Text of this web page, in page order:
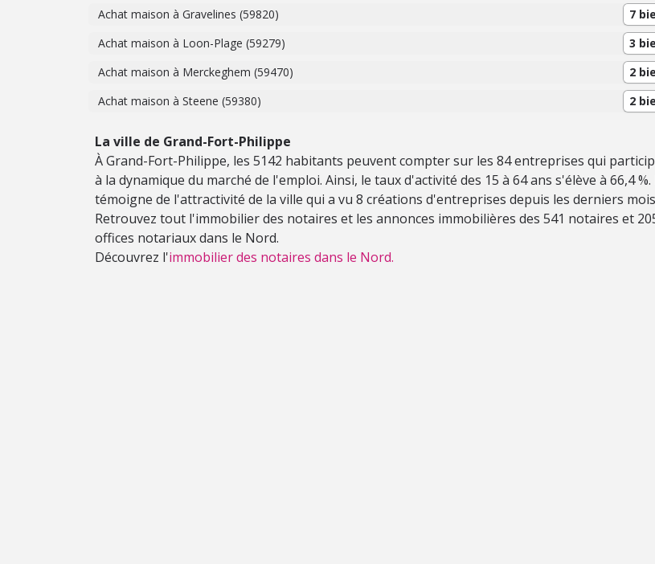
Achat maison à Gravelines (59820)
7
Achat maison à Loon-Plage (59279)
3
Achat maison à Merckeghem (59470)
2
Achat maison à Steene (59380)
2
La ville de Grand-Fort-Philippe
À Grand-Fort-Philippe, les 5142 habitants peuvent compter sur les 84 entreprises qui
à la dynamique du marché de l'emploi. Ainsi, le taux d'activité des 15 à 64 ans s'élève à 66,4 %.
témoigne de l'attractivité de la ville qui a vu 8 créations d'entreprises depuis les derniers
Retrouvez tout l'immobilier des notaires et les annonces immobilières des 541 notaires et
offices notariaux dans le Nord.
Découvrez l'immobilier des notaires dans le Nord.